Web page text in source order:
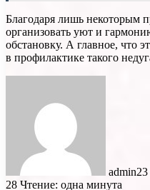
Благодаря лишь некоторым
организовать уют и
обстановку. А главное, что
в профилактике такого
admin
28 Чтение: одна минута